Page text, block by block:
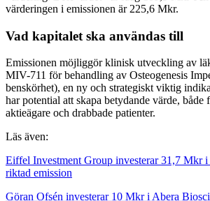
värderingen i emissionen är 225,6 Mkr.
Vad kapitalet ska användas till
Emissionen möjliggör klinisk utveckling av
MIV-711 för behandling av Osteogenesis
benskörhet), en ny och strategiskt viktig
har potential att skapa betydande värde,
aktieägare och drabbade patienter.
Läs även:
Eiffel Investment Group investerar 31,7 Mkr i
riktad emission
Göran Ofsén investerar 10 Mkr i Abera